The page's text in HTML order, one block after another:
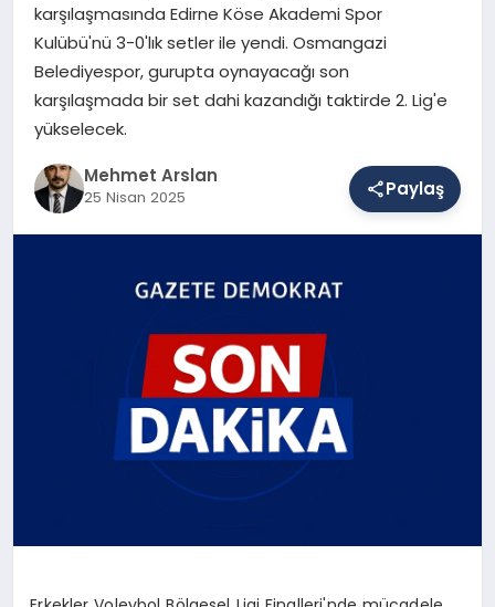
SAĞLIK
EĞITIM
karşılaşmasında Edirne Köse Akademi Spor
Kulübü'nü 3-0'lık setler ile yendi. Osmangazi
Belediyespor, gurupta oynayacağı son
karşılaşmada bir set dahi kazandığı taktirde 2. Lig'e
yükselecek.
Mehmet Arslan
25 Nisan 2025 Paylaş